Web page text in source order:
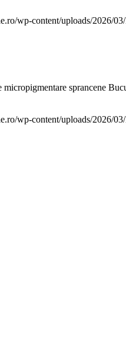
wp-content/uploads/2026/
sprancene
wp-content/uploads/2026/